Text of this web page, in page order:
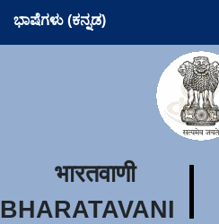
ಭಾಷೆಗಳು (ಕನ್ನಡ)
भारतवाणी
BHARATAVANI